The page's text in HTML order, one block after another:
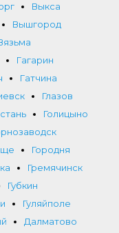
Выкса
Вышгород
Гагарин
Гатчина
Глазов
Голицыно
Городня
Гремячинск
Губкин
Гуляйполе
Далматово